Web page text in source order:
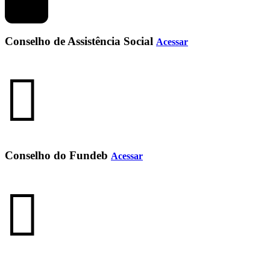
Conselho de Assistência Social Acessar
Conselho do Fundeb Acessar